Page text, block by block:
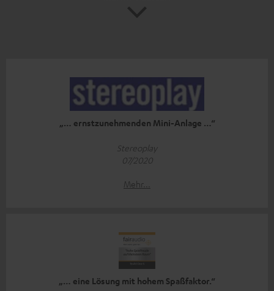
„… ernstzunehmenden Mini-Anlage …“
Stereoplay
07/2020
Mehr...
„… eine Lösung mit hohem Spaßfaktor.“